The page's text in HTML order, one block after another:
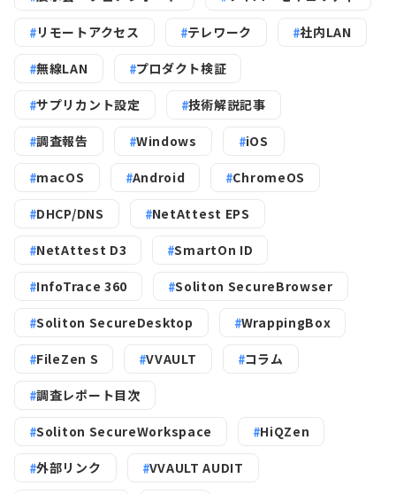
リモートアクセス テレワーク 社内LAN
無線LAN プロダクト検証
サプリカント設定 技術解説記事
調査報告 Windows iOS
macOS Android ChromeOS
DHCP/DNS NetAttest EPS
NetAttest D3 SmartOn ID
InfoTrace 360 Soliton SecureBrowser
Soliton SecureDesktop WrappingBox
FileZen S VVAULT コラム
調査レポート目次
Soliton SecureWorkspace HiQZen
外部リンク VVAULT AUDIT